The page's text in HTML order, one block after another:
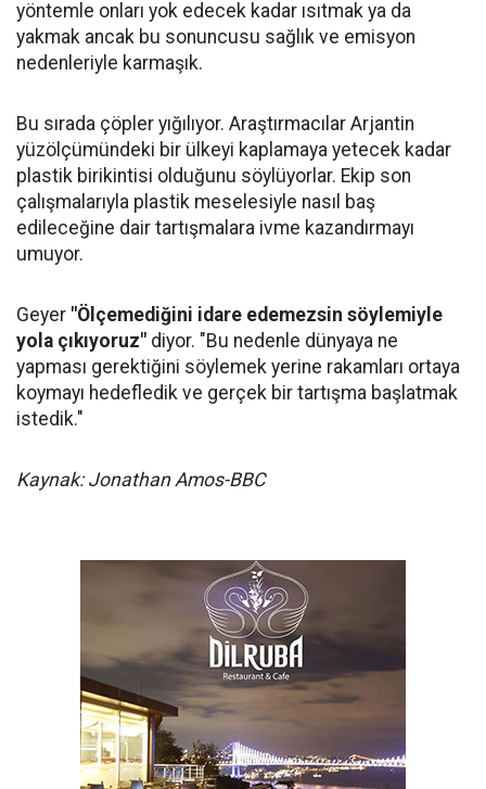
yöntemle onları yok edecek kadar ısıtmak ya da
yakmak ancak bu sonuncusu sağlık ve emisyon
nedenleriyle karmaşık.
Bu sırada çöpler yığılıyor. Araştırmacılar Arjantin
yüzölçümündeki bir ülkeyi kaplamaya yetecek kadar
plastik birikintisi olduğunu söylüyorlar. Ekip son
çalışmalarıyla plastik meselesiyle nasıl baş
edileceğine dair tartışmalara ivme kazandırmayı
umuyor.
Geyer "Ölçemediğini idare edemezsin söylemiyle
yola çıkıyoruz" diyor. "Bu nedenle dünyaya ne
yapması gerektiğini söylemek yerine rakamları ortaya
koymayı hedefledik ve gerçek bir tartışma başlatmak
istedik."
Kaynak: Jonathan Amos-BBC